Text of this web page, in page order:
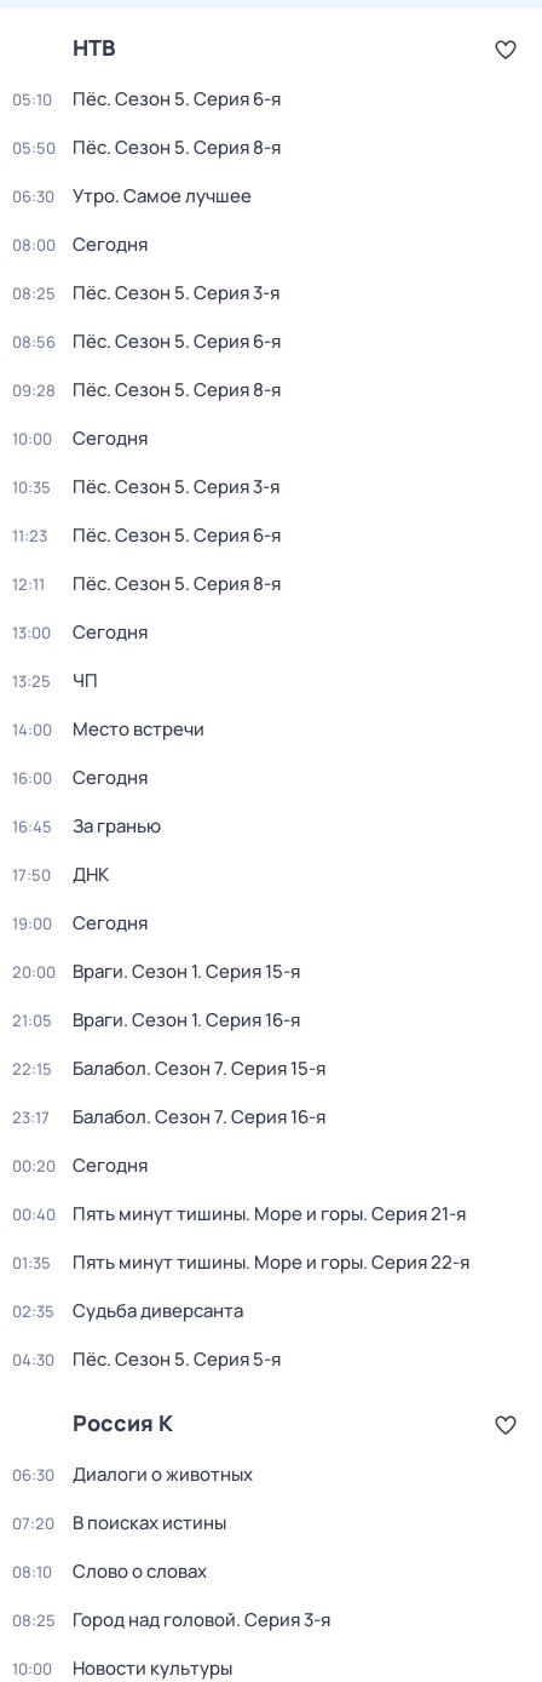
НТВ
05:10 Пёс. Сезон 5. Серия 6-я
05:50 Пёс. Сезон 5. Серия 8-я
06:30 Утро. Самое лучшее
08:00 Сегодня
08:25 Пёс. Сезон 5. Серия 3-я
08:56 Пёс. Сезон 5. Серия 6-я
09:28 Пёс. Сезон 5. Серия 8-я
10:00 Сегодня
10:35 Пёс. Сезон 5. Серия 3-я
11:23 Пёс. Сезон 5. Серия 6-я
12:11 Пёс. Сезон 5. Серия 8-я
13:00 Сегодня
13:25 ЧП
14:00 Место встречи
16:00 Сегодня
16:45 За гранью
17:50 ДНК
19:00 Сегодня
20:00 Враги. Сезон 1. Серия 15-я
21:05 Враги. Сезон 1. Серия 16-я
22:15 Балабол. Сезон 7. Серия 15-я
23:17 Балабол. Сезон 7. Серия 16-я
00:20 Сегодня
00:40 Пять минут тишины. Море и горы. Серия 21-я
01:35 Пять минут тишины. Море и горы. Серия 22-я
02:35 Судьба диверсанта
04:30 Пёс. Сезон 5. Серия 5-я
Россия К
06:30 Диалоги о животных
07:20 В поисках истины
08:10 Слово о словах
08:25 Город над головой. Серия 3-я
10:00 Новости культуры